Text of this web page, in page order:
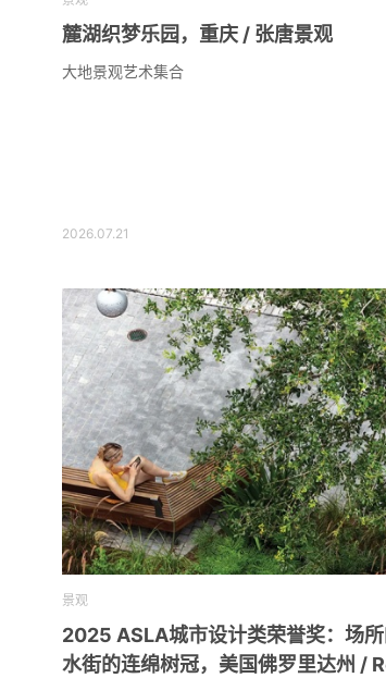
麓湖织梦乐园，重庆 / 张唐景观
大地景观艺术集合
2026.07.21
景观
2025 ASLA城市设计类荣誉奖：场
水街的连绵树冠，美国佛罗里达州 /